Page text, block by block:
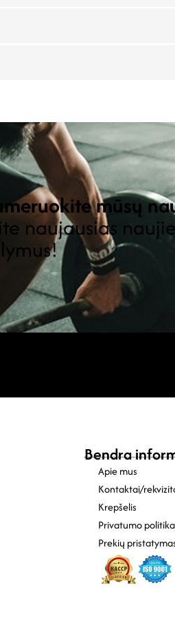
mūsų
naujausias
Bendra
Apie mus
Kontaktai/
Krepšelis
Privatumo politika
Prekių